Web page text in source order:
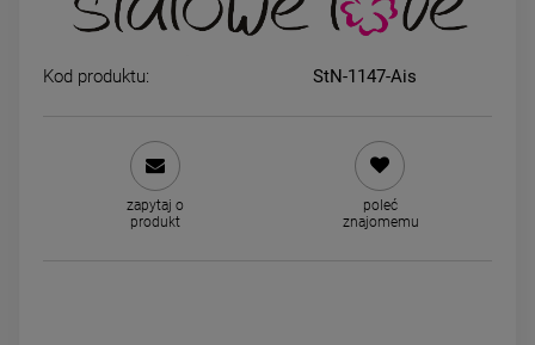
STAL CHIRURGICZNA
płaska serce kryształ
59,00 zł
DO KOSZYKA
Bransoletka STAL
CHIRURGICZNA
34,00 zł
powiadom o dostępności
Kod produktu: StN-1147-Ais
zapytaj o
produkt
poleć
znajomemu